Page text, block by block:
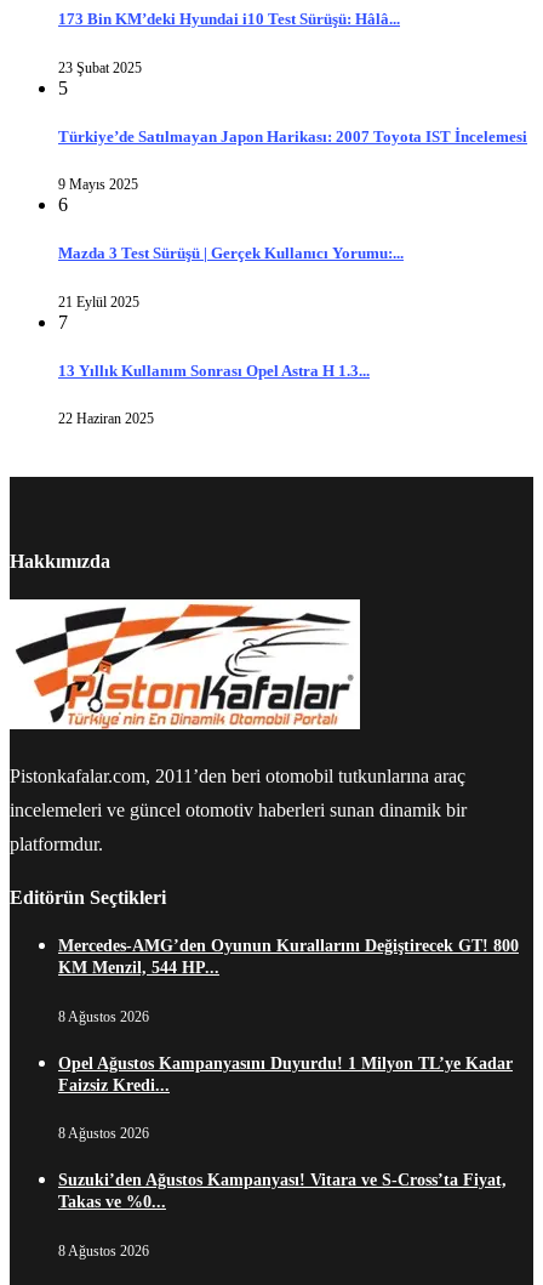
173 Bin KM’deki Hyundai i10 Test Sürüşü: Hâlâ...
23 Şubat 2025
5
Türkiye’de Satılmayan Japon Harikası: 2007 Toyota IST İncelemesi
9 Mayıs 2025
6
Mazda 3 Test Sürüşü | Gerçek Kullanıcı Yorumu:...
21 Eylül 2025
7
13 Yıllık Kullanım Sonrası Opel Astra H 1.3...
22 Haziran 2025
Hakkımızda
Pistonkafalar.com, 2011’den beri otomobil tutkunlarına araç
incelemeleri ve güncel otomotiv haberleri sunan dinamik bir
platformdur.
Editörün Seçtikleri
Mercedes-AMG’den Oyunun Kurallarını Değiştirecek GT! 800
KM Menzil, 544 HP...
8 Ağustos 2026
Opel Ağustos Kampanyasını Duyurdu! 1 Milyon TL’ye Kadar
Faizsiz Kredi...
8 Ağustos 2026
Suzuki’den Ağustos Kampanyası! Vitara ve S-Cross’ta Fiyat,
Takas ve %0...
8 Ağustos 2026